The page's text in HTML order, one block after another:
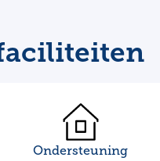
Ondersteuning